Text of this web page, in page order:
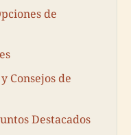
de
Consejos de
Destacados